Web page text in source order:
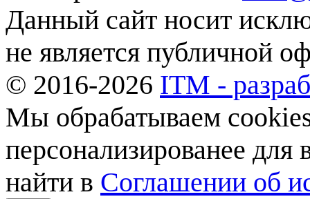
Данный сайт носит
не является публичной
© 2016-2026 ITM -
Мы обрабатываем
персонализированее
найти в Соглашении об